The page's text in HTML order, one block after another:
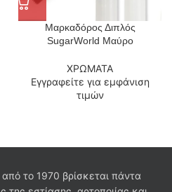
Μαρκαδόρος Διπλός
SugarWorld Μαύρο
ΧΡΩΜΑΤΑ
Εγγραφείτε για εμφάνιση
τιμών
το 1970 βρίσκεται πάντα